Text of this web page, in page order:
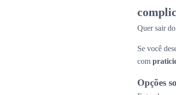
Quer sair
Se você
com
Opções